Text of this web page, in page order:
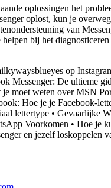
oplossingen het
oplost, kun je
van
bij het diagnosticeren
op
Messenger: De ultieme
je moet weten over MSN
Hoe je je Facebook-
lettertype • Gevaarlijke
Voorkomen • Hoe je
en jezelf loskoppelen